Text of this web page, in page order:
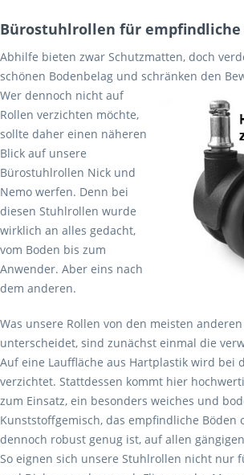
Bürostuhlrollen für empfindliche
Abhilfe bieten zwar Schutzmatten, doch
schönen Bodenbelag und schränken den
Wer dennoch nicht auf
Rollen verzichten möchte,
sollte daher einen näheren
Blick auf unsere
Bürostuhlrollen Nick und
Nemo werfen. Denn bei
diesen Stuhlrollen wurde
wirklich an alles gedacht,
vom Boden bis zum
Anwender. Aber eins nach
dem anderen.
Was unsere Rollen von den meisten anderen
unterscheidet, sind zunächst einmal die
Auf eine Lauffläche aus Hartplastik wird bei
verzichtet. Stattdessen kommt hier
zum Einsatz, ein besonders weiches und
Kunststoffgemisch, das empfindliche Böden
dennoch robust genug ist, auf allen
So eignen sich unsere Stuhlrollen nicht nur